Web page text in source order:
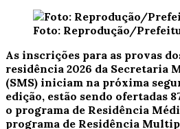
Foto: Reprodução/
As inscrições para as provas
residência 2026 da Secretaria
(SMS) iniciam na próxima
edição, estão sendo ofertadas
o programa de Residência
programa de Residência